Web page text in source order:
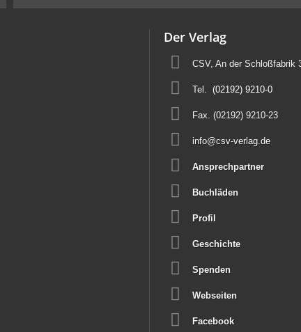
Der Verlag
CSV, An der Schloßfabrik
Tel. (02192) 9210-0
Fax. (02192) 9210-23
info@csv-verlag.de
Ansprechpartner
Buchläden
Profil
Geschichte
Spenden
Webseiten
Facebook